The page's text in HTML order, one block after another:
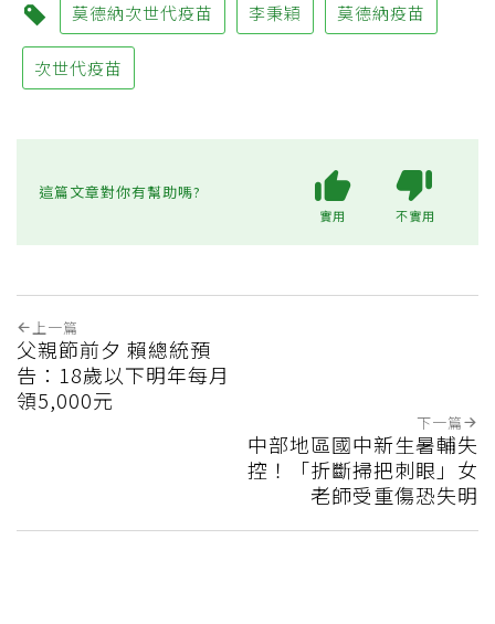
莫德納次世代疫苗 李秉穎 莫德納疫苗
次世代疫苗
這篇文章對你有幫助嗎?
實用 不實用
上一篇
父親節前夕 賴總統預
告：18歲以下明年每月
領5,000元
下一篇
中部地區國中新生暑輔失
控！「折斷掃把刺眼」女
老師受重傷恐失明